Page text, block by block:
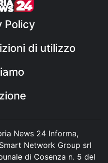
Policy
di utilizzo
News 24 Informa,
Network Group srl
di Cosenza n. 5 del